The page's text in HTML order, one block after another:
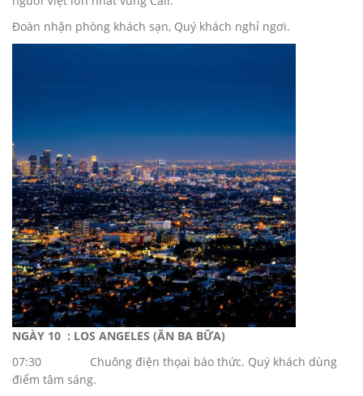
Đoàn nhận phòng khách sạn, Quý khách nghỉ ngơi.
NGÀY 10 : LOS ANGELES (ĂN BA BỮA)
07:30 Chuông điện thọai báo thức. Quý khách dùng
điểm tâm sáng.